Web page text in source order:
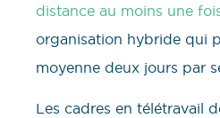
distance au moins une
organisation hybride qui
moyenne deux jours par
Les cadres en télétravail